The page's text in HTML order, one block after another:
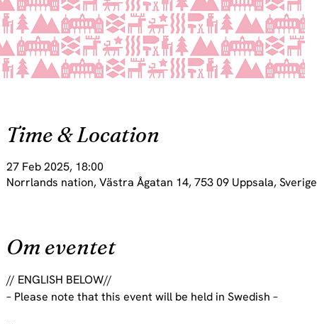
Time & Location
27 Feb 2025, 18:00
Norrlands nation, Västra Ågatan 14, 753 09 Uppsala, Sverige
Om eventet
// ENGLISH BELOW//
– Please note that this event will be held in Swedish –